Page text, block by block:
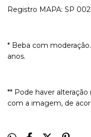
Registro MAPA: SP
* Beba com
anos.
** Pode haver
com a imagem, de